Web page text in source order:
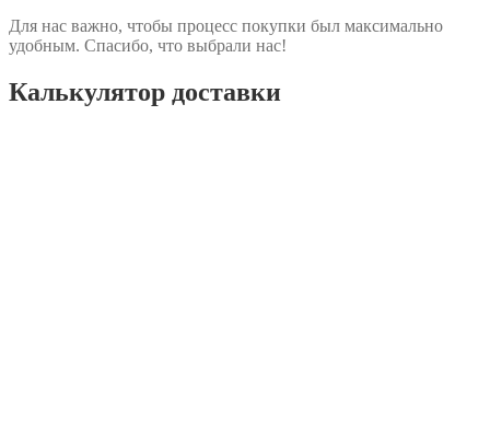
Для нас важно, чтобы процесс покупки был максимально
удобным. Спасибо, что выбрали нас!
Калькулятор доставки